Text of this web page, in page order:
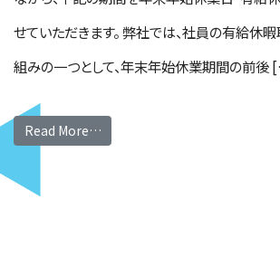
せていただきます。 弊社では、社員の有給休
組みの一つとして、年末年始休業期間の前
Read More…